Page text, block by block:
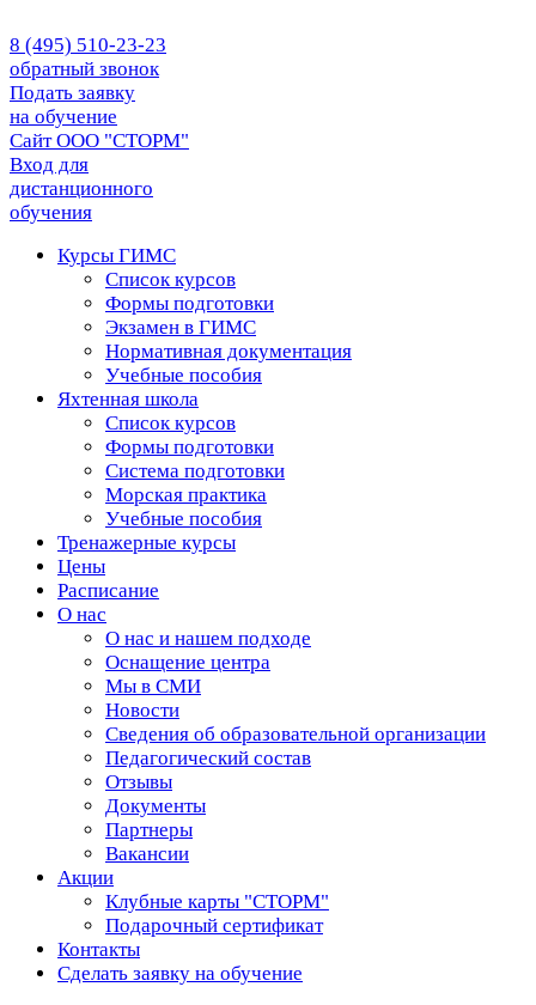
8 (495) 510-23-23
обратный звонок
Подать заявку
на обучение
Сайт ООО "СТОРМ"
Вход для
дистанционного
обучения
Курсы ГИМС
Список курсов
Формы подготовки
Экзамен в ГИМС
Нормативная документация
Учебные пособия
Яхтенная школа
Список курсов
Формы подготовки
Cистема подготовки
Морская практика
Учебные пособия
Тренажерные курсы
Цены
Расписание
О нас
О нас и нашем подходе
Оснащение центра
Мы в СМИ
Новости
Сведения об образовательной организации
Педагогический состав
Отзывы
Документы
Партнеры
Вакансии
Акции
Клубные карты "СТОРМ"
Подарочный сертификат
Контакты
Сделать заявку на обучение